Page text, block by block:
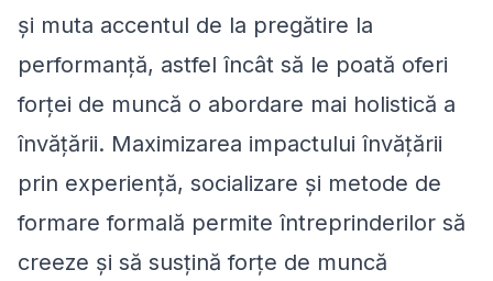
și muta accentul de la pregătire la
performanță, astfel încât să le poată oferi
forței de muncă o abordare mai holistică a
învățării. Maximizarea impactului învățării
prin experiență, socializare și metode de
formare formală permite întreprinderilor să
creeze și să susțină forțe de muncă